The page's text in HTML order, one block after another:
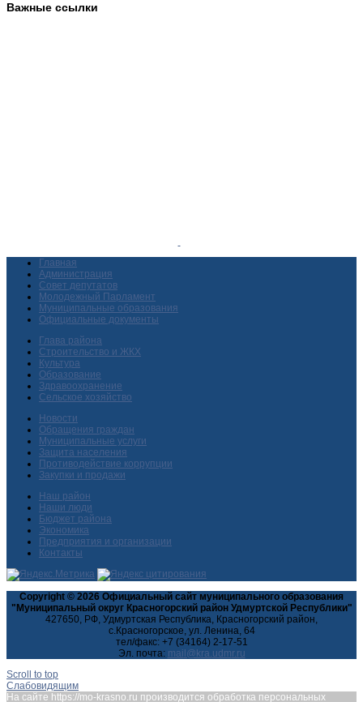
Важные ссылки
Главная
Администрация
Совет депутатов
Молодежный Парламент
Муниципальные образования
Официальные документы
Глава района
Строительство и ЖКХ
Культура
Образование
Здравоохранение
Сельское хозяйство
Новости
Обращения граждан
Муниципальные услуги
Защита населения
Противодействие коррупции
Закупки и продажи
Наш район
Наши люди
Бюджет района
Экономика
Предприятия и организации
Контакты
Copyright © 2026 Официальный сайт муниципального образования
"Муниципальный округ Красногорский район Удмуртской Республики"
427650, РФ, Удмуртская Республика, Красногорский район,
с.Красногорское, ул. Ленина, 64
тел/факс: +7 (34164) 2-17-51
Эл. почта:
Scroll to top
Слабовидящим
На сайте https://mo-krasno.ru производится обработка персональных